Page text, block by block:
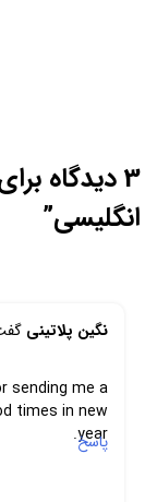
3 دیدگاه برای “
انگلیسی”
نگین پلاتینی
sending me a
times in new
year.
پاسخ